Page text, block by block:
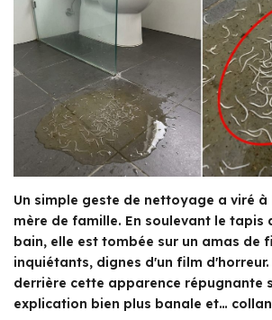
Un simple geste de nettoyage a viré
mère de famille. En soulevant le tapis
bain, elle est tombée sur un amas de
inquiétants, dignes d'un film
derrière cette apparence répugnante
explication bien plus banale et…